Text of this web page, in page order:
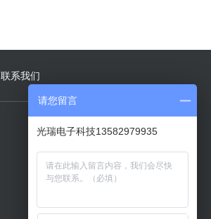
联系我们
请您留言
光瑞电子科技13582979935